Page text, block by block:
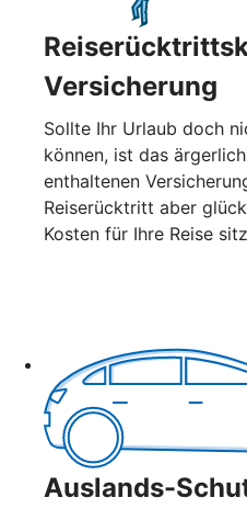
Versicherung
Sollte Ihr Urlaub doch
können, ist das
enthaltenen
Reiserücktritt aber
Kosten für Ihre Reise
Auslands-